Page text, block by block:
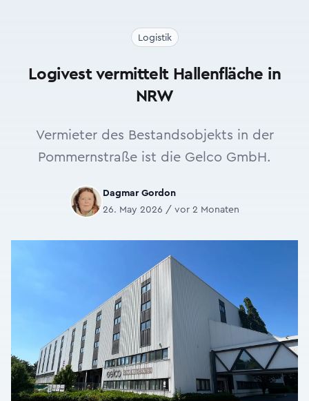
Logistik
Logivest vermittelt Hallenfläche in
NRW
Vermieter des Bestandsobjekts in der
Pommernstraße ist die Gelco GmbH.
Dagmar Gordon
26. May 2026 / vor 2 Monaten